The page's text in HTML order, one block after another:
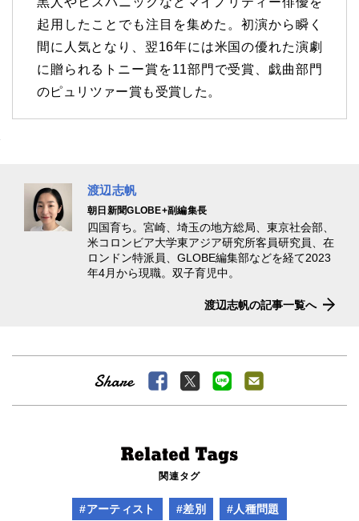
起用したことでも注目を集めた。初演から瞬く
間に人気となり、翌16年には米国の優れた演劇
に贈られるトニー賞を11部門で受賞、戯曲部門
のピュリツァー賞も受賞した。
渡辺志帆
朝日新聞GLOBE+副編集長
四国育ち。宮崎、埼玉の地方総局、東京社会部、
米コロンビア大学東アジア研究所客員研究員、在
ロンドン特派員、GLOBE編集部などを経て2023
年4月から現職。双子育児中。
渡辺志帆の記事一覧へ
関連タグ
#アーティスト #差別 #人種問題